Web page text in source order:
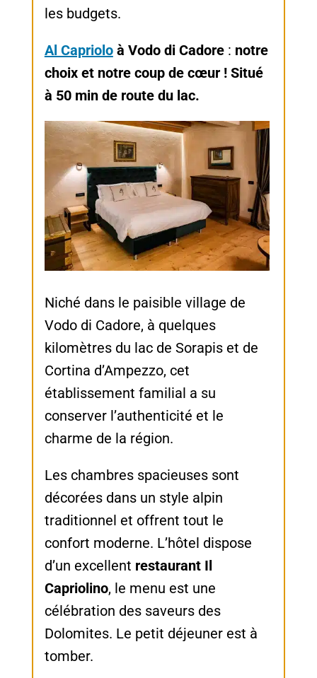
les budgets.
Al Caprioloà Vodo di Cadore: notre
choix et notre coup de cœur ! Situé
à 50 min de route du lac.
Niché dans le paisible village de
Vodo di Cadore, à quelques
kilomètres du lac de Sorapis et de
Cortina d’Ampezzo, cet
établissement familial a su
conserver l’authenticité et le
charme de la région.
Les chambres spacieuses sont
décorées dans un style alpin
traditionnel et offrent tout le
confort moderne. L’hôtel dispose
d’un excellent restaurant Il
Capriolino, le menu est une
célébration des saveurs des
Dolomites. Le petit déjeuner est à
tomber.